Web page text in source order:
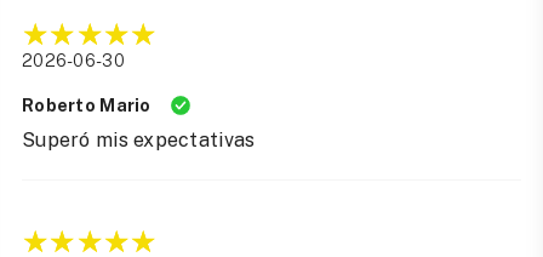
2026-06-30
Roberto Mario
Superó mis expectativas